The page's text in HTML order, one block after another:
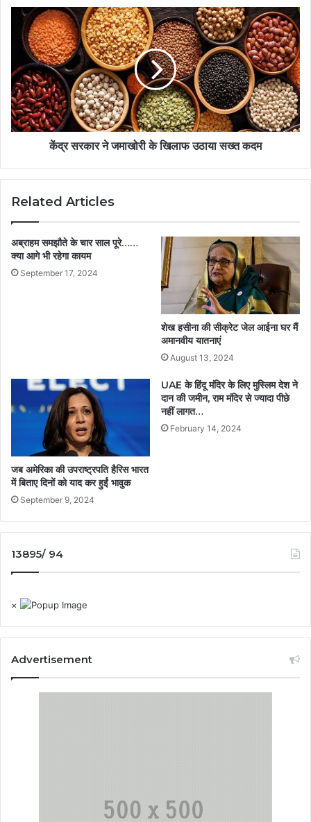
केंद्र सरकार ने जमाखोरी के खिलाफ उठाया सख्त कदम
Related Articles
अब्राहम समझौते के चार साल पूरे……
क्या आगे भी रहेगा कायम
September 17, 2024
शेख हसीना की सीक्रेट जेल आईना घर मैं
अमानवीय यातनाएं
August 13, 2024
जब अमेरिका की उपराष्ट्रपति हैरिस भारत
में बिताए दिनों को याद कर हुईं भावुक
September 9, 2024
UAE के हिंदू मंदिर के लिए मुस्लिम देश ने
दान की जमीन, राम मंदिर से ज्यादा पीछे
नहीं लागत…
February 14, 2024
13895/ 94
×
Advertisement